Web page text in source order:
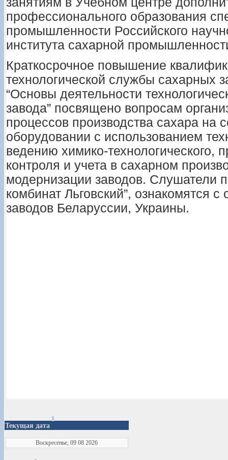
профессионального образования
промышленности Российского
института сахарной
Краткосрочное повышение
технологической службы сахарных
“Основы деятельности
завода” посвящено вопросам
процессов производства сахара на
оборудовании с использованием
ведению химико-технологического,
контроля и учета в сахарном
модернизации заводов. Слушатели
комбинат Льговский”, ознакомятся
заводов Беларуссии, Украины.
Текущая дата
Воскресенье, 09 08 2026